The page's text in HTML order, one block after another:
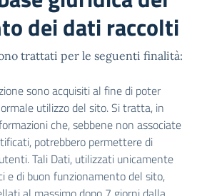
dei dati raccolti
trattati per le seguenti finalità:
sono acquisiti al fine di poter
utilizzo del sito. Si tratta, in
che, sebbene non associate
potrebbero permettere di
Tali Dati, utilizzati unicamente
e di buon funzionamento del sito,